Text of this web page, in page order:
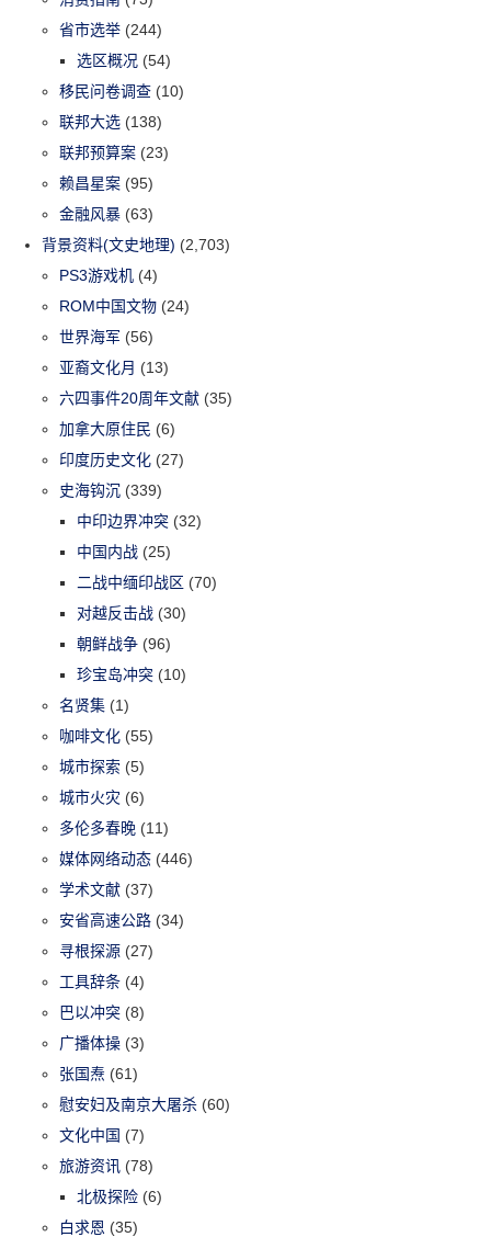
省市选举 (244)
选区概况 (54)
移民问卷调查 (10)
联邦大选 (138)
联邦预算案 (23)
赖昌星案 (95)
金融风暴 (63)
背景资料(文史地理) (2,703)
PS3游戏机 (4)
ROM中国文物 (24)
世界海军 (56)
亚裔文化月 (13)
六四事件20周年文献 (35)
加拿大原住民 (6)
印度历史文化 (27)
史海钩沉 (339)
中印边界冲突 (32)
中国内战 (25)
二战中缅印战区 (70)
对越反击战 (30)
朝鲜战争 (96)
珍宝岛冲突 (10)
名贤集 (1)
咖啡文化 (55)
城市探索 (5)
城市火灾 (6)
多伦多春晚 (11)
媒体网络动态 (446)
学术文献 (37)
安省高速公路 (34)
寻根探源 (27)
工具辞条 (4)
巴以冲突 (8)
广播体操 (3)
张国焘 (61)
慰安妇及南京大屠杀 (60)
文化中国 (7)
旅游资讯 (78)
北极探险 (6)
白求恩 (35)